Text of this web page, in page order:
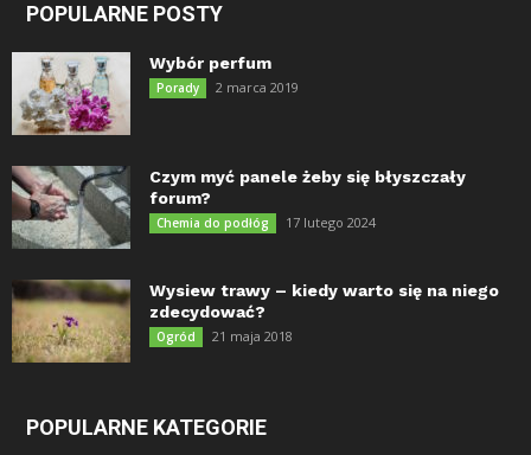
POPULARNE POSTY
Wybór perfum
Porady 2 marca 2019
Czym myć panele żeby się błyszczały
forum?
Chemia do podłóg 17 lutego 2024
Wysiew trawy – kiedy warto się na niego
zdecydować?
Ogród 21 maja 2018
POPULARNE KATEGORIE